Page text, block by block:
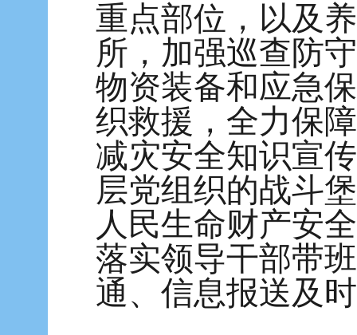
重点部位，以及
所，加强巡查防
物资装备和应急
织救援，全力保
减灾安全知识宣
层党组织的战斗
人民生命财产安
落实领导干部带
通、信息报送及